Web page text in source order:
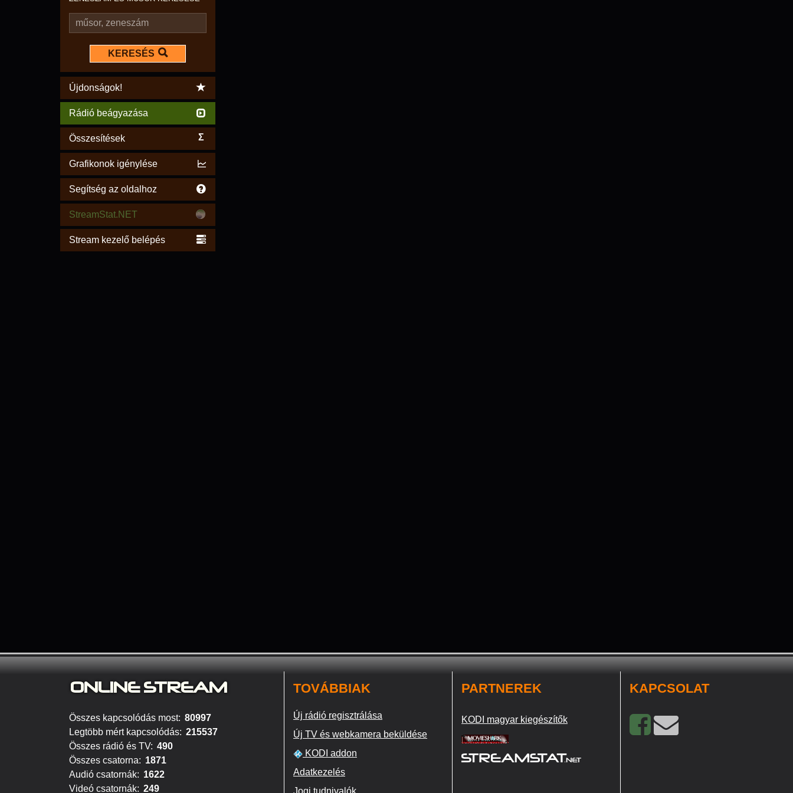
KERESÉS
Újdonságok!
Rádió beágyazása
Összesítések Σ
Grafikonok igénylése
Segítség az oldalhoz
StreamStat.NET
Stream kezelő belépés
ONLINE STREAM
Összes kapcsolódás most: 80997
Legtöbb mért kapcsolódás: 215537
Összes rádió és TV: 490
Összes csatorna: 1871
Audió csatornák: 1622
Videó csatornák: 249
TOVÁBBIAK
Új rádió regisztrálása
Új TV és webkamera beküldése
KODI addon
Adatkezelés
Jogi tudnivalók
PARTNEREK
KODI magyar kiegészítők
KAPCSOLAT